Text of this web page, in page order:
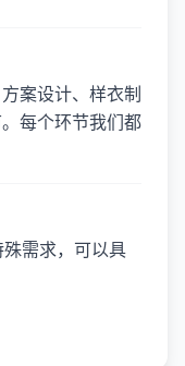
案设计、样衣制
每个环节我们都
需求，可以具